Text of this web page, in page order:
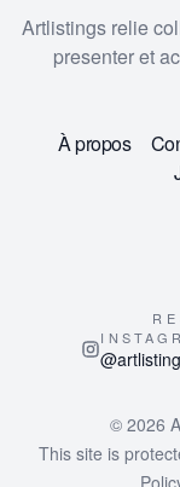
Artlistings relie
presenter et
À propos
© 2026
This site is